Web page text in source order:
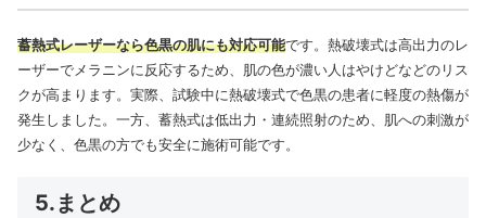
蓄熱式レーザーなら色黒の肌にも対応可能です。熱破壊式は高出力のレ
ーザーでメラニンに反応するため、肌の色が濃い人はやけどなどのリス
クが高まります。実際、試験中に熱破壊式で色黒の患者に軽度の熱傷が
発生しました。一方、蓄熱式は低出力・連続照射のため、肌への刺激が
少なく、色黒の方でも安全に施術可能です。
5.まとめ